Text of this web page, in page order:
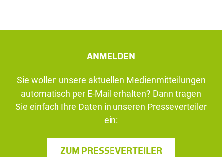
ANMELDEN
Sie wollen unsere aktuellen Medienmitteilungen
automatisch per E-Mail erhalten? Dann tragen
Sie einfach Ihre Daten in unseren Presseverteiler
ein:
ZUM PRESSEVERTEILER